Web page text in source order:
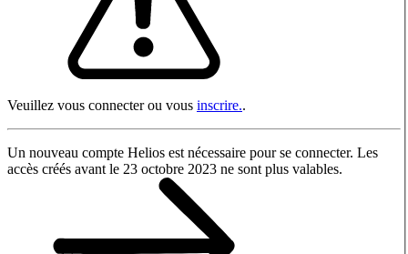
Veuillez vous connecter ou vous inscrire..
Un nouveau compte Helios est nécessaire pour se connecter. Les
accès créés avant le 23 octobre 2023 ne sont plus valables.